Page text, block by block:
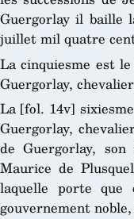
Guergorlay il baille
juillet mil quatre
La cinquiesme est
Guergorlay,
La [fol. 14v]
Guergorlay,
de Guergorlay,
Maurice de
laquelle porte que
gouvernement